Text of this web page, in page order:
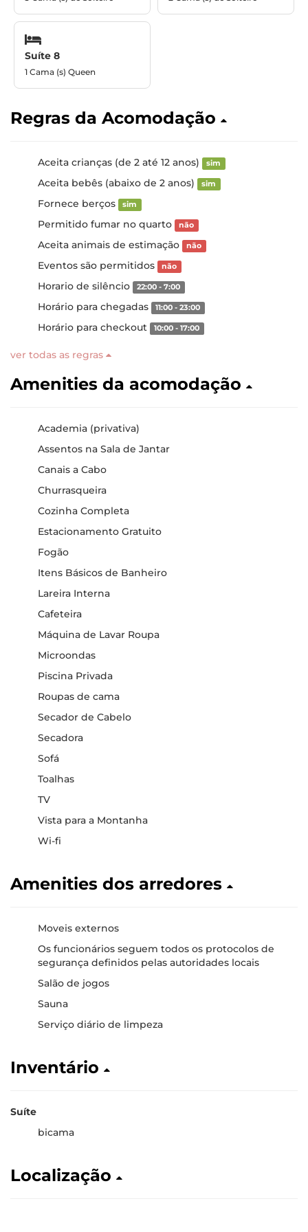
Suíte 8
1 Cama (s) Queen
Regras da Acomodação
Aceita crianças (de 2 até 12 anos) sim
Aceita bebês (abaixo de 2 anos) sim
Fornece berços sim
Permitido fumar no quarto não
Aceita animais de estimação não
Eventos são permitidos não
Horario de silêncio 22:00 - 7:00
Horário para chegadas 11:00 - 23:00
Horário para checkout 10:00 - 17:00
ver todas as regras
Amenities da acomodação
Academia (privativa)
Assentos na Sala de Jantar
Canais a Cabo
Churrasqueira
Cozinha Completa
Estacionamento Gratuito
Fogão
Itens Básicos de Banheiro
Lareira Interna
Cafeteira
Máquina de Lavar Roupa
Microondas
Piscina Privada
Roupas de cama
Secador de Cabelo
Secadora
Sofá
Toalhas
TV
Vista para a Montanha
Wi-fi
Amenities dos arredores
Moveis externos
Os funcionários seguem todos os protocolos de
segurança definidos pelas autoridades locais
Salão de jogos
Sauna
Serviço diário de limpeza
Inventário
Suíte
bicama
Localização